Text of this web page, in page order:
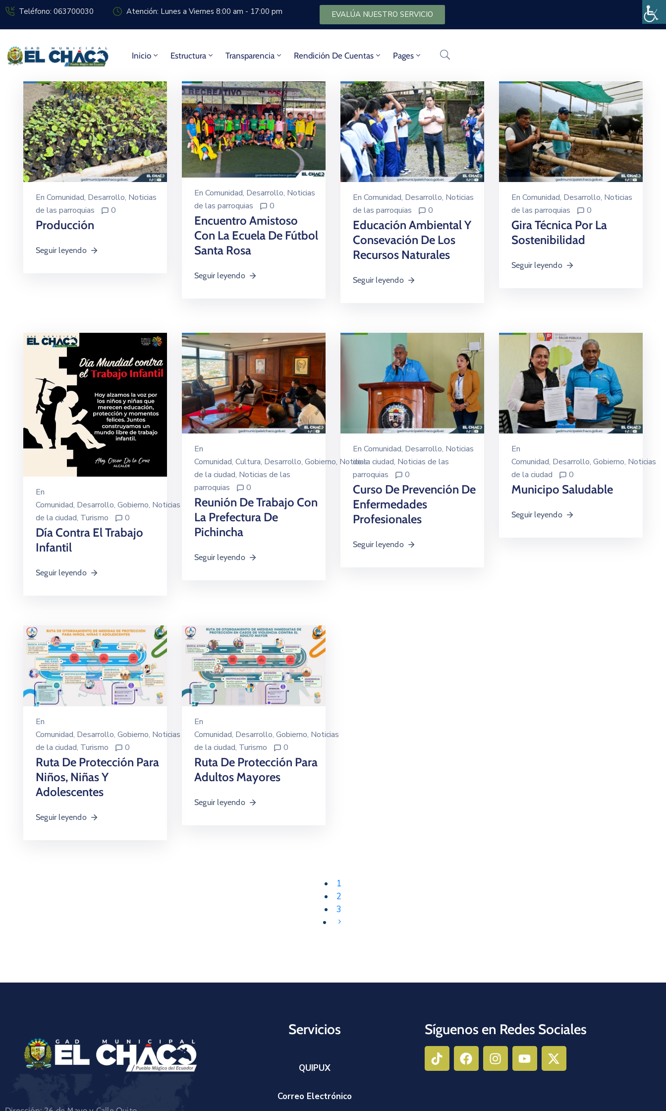
Teléfono: 063700030 Atención: Lunes a Viernes 8:00 am - 17:00 pm EVALÚA NUESTRO SERVICIO
Inicio Estructura Transparencia Rendición De Cuentas Pages
En Comunidad‚ Desarrollo‚ Noticias
de las parroquias
0
Producción
Seguir leyendo
En Comunidad‚ Desarrollo‚ Noticias
de las parroquias
0
Encuentro Amistoso
Con La Ecuela De Fútbol
Santa Rosa
Seguir leyendo
En Comunidad‚ Desarrollo‚ Noticias
de las parroquias
0
Educación Ambiental Y
Consevación De Los
Recursos Naturales
Seguir leyendo
En Comunidad‚ Desarrollo‚ Noticias
de las parroquias
0
Gira Técnica Por La
Sostenibilidad
Seguir leyendo
En
Comunidad‚ Desarrollo‚ Gobierno‚ Noticias
de la ciudad‚ Turismo 0
Día Contra El Trabajo
Infantil
Seguir leyendo
En
Comunidad‚ Cultura‚ Desarrollo‚ Gobierno‚ Noticias
de la ciudad‚ Noticias de las
parroquias
0
Reunión De Trabajo Con
La Prefectura De
Pichincha
Seguir leyendo
En Comunidad‚ Desarrollo‚ Noticias
de la ciudad‚ Noticias de las
parroquias
0
Curso De Prevención De
Enfermedades
Profesionales
Seguir leyendo
En
Comunidad‚ Desarrollo‚ Gobierno‚ Noticias
de la ciudad
0
Municipo Saludable
Seguir leyendo
En
Comunidad‚ Desarrollo‚ Gobierno‚ Noticias
de la ciudad‚ Turismo 0
Ruta De Protección Para
Niños, Niñas Y
Adolescentes
Seguir leyendo
En
Comunidad‚ Desarrollo‚ Gobierno‚ Noticias
de la ciudad‚ Turismo 0
Ruta De Protección Para
Adultos Mayores
Seguir leyendo
1
2
3
Servicios
QUIPUX
Correo Electrónico
Síguenos en Redes Sociales